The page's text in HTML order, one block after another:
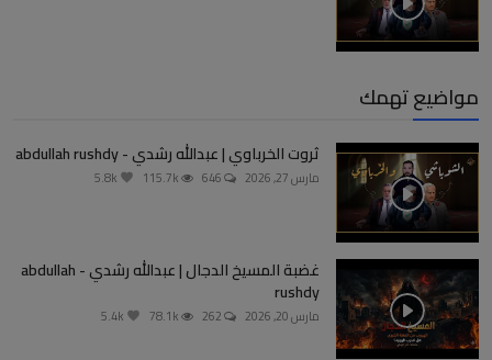
مواضيع تهمك
ثروت الخرباوي | عبدالله رشدي - abdullah rushdy
مارس 27, 2026
غضبة المسيخ الدجال | عبدالله رشدي - abdullah
rushdy
مارس 20, 2026